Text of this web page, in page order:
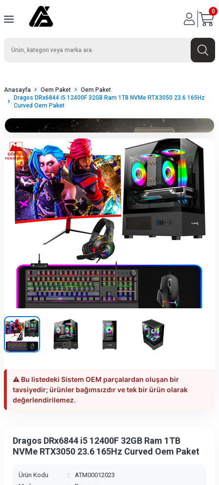
0
Anasayfa Oem Paket
Oem Paket
Dragos DRx6844 i5 12400F 32GB Ram 1TB NVMe RTX3050 23.6 165Hz
Curved Oem Paket
⚠️ Bu listedeki Sistem OEM parçalardan oluşan bir
tavsiyedir; ürünler bağımsızdır ve tek bir ürün olarak
değerlendirilemez.
Dragos DRx6844 i5 12400F 32GB Ram 1TB
NVMe RTX3050 23.6 165Hz Curved Oem Paket
Ürün Kodu :
ATM00012023